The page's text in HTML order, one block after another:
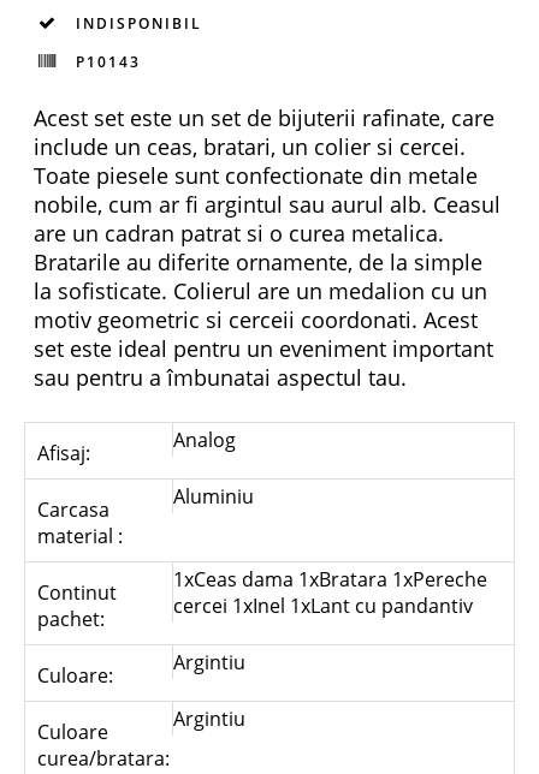
INDISPONIBIL
P10143
Acest set este un set de bijuterii rafinate, care
include un ceas, bratari, un colier si cercei.
Toate piesele sunt confectionate din metale
nobile, cum ar fi argintul sau aurul alb. Ceasul
are un cadran patrat si o curea metalica.
Bratarile au diferite ornamente, de la simple
la sofisticate. Colierul are un medalion cu un
motiv geometric si cerceii coordonati. Acest
set este ideal pentru un eveniment important
sau pentru a îmbunatai aspectul tau.
Afisaj: Analog
Carcasa
material :
Aluminiu
Continut
pachet:
1xCeas dama 1xBratara 1xPereche
cercei 1xInel 1xLant cu pandantiv
Culoare: Argintiu
Culoare
curea/bratara:
Argintiu